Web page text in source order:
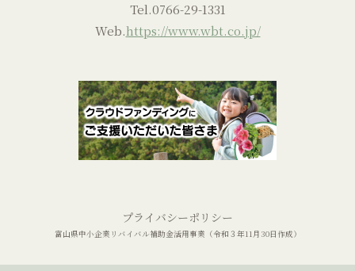
Tel.0766-29-1331
Web.https://www.wbt.co.jp/
プライバシーポリシー
富山県中小企業リバイバル補助金活用事業（令和３年11月30日作成）